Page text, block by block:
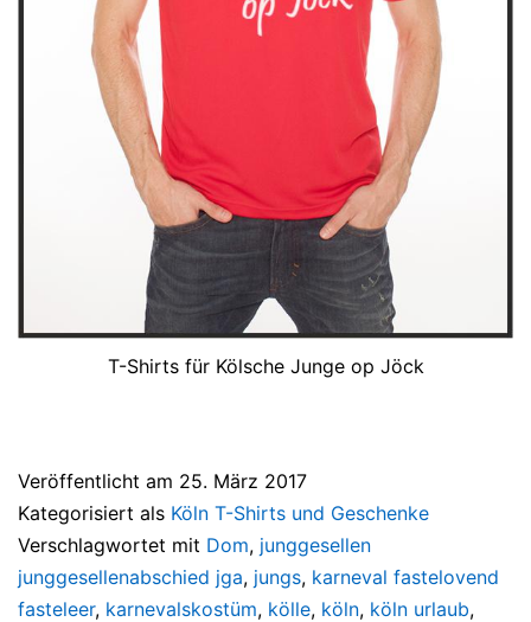
T-Shirts für Kölsche Junge op Jöck
Veröffentlicht am 25. März 2017
Kategorisiert als Köln T-Shirts und Geschenke
Verschlagwortet mit Dom, junggesellen
junggesellenabschied jga, jungs, karneval fastelovend
fasteleer, karnevalskostüm, kölle, köln, köln urlaub,